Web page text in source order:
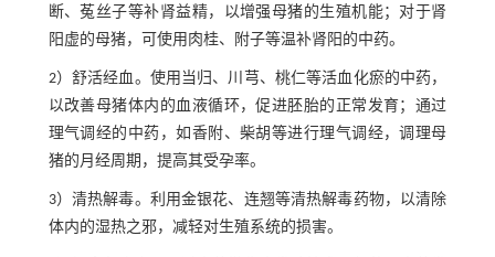
断、菟丝子等补肾益精，以增强母猪的生殖机能；对于肾
阳虚的母猪，可使用肉桂、附子等温补肾阳的中药。
2）舒活经血。使用当归、川芎、桃仁等活血化瘀的中药，
以改善母猪体内的血液循环，促进胚胎的正常发育；通过
理气调经的中药，如香附、柴胡等进行理气调经，调理母
猪的月经周期，提高其受孕率。
3）清热解毒。利用金银花、连翘等清热解毒药物，以清除
体内的湿热之邪，减轻对生殖系统的损害。